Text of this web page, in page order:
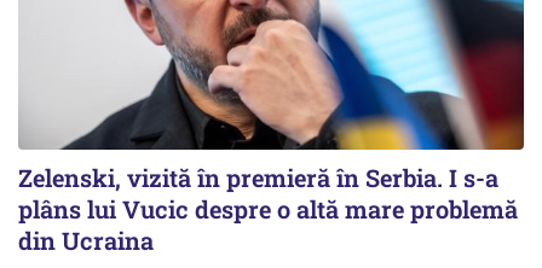
Zelenski, vizită în premieră în Serbia. I s-a
plâns lui Vucic despre o altă mare problemă
din Ucraina